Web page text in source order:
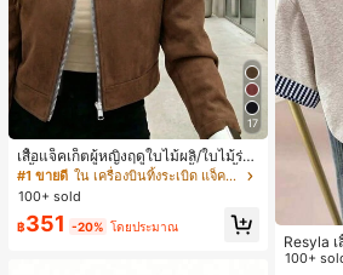
17
เสื้อแจ็คเก็ตผู้หญิงฤดูใบไม้ผลิ/ใบไม้ร่วง
สีพื้น หนังเทียม สไตล์ปกคอเสื้อ ซิปขึ้น
แขนยาว สไตล์ลำลอง วิทยาลัย สนามบิ
น เสื้อนอก สีน้ำตาล สไตล์สบายๆ ฤดูใบ
ไม้ร่วง
#1 ขายดี
ใน เครื่องบินทิ้งระเบิด แจ็คเก็ตผู้หญิง
100+ sold
฿351 -20% โดยประมาณ
Resyla
ายพิมพ์แ
100+